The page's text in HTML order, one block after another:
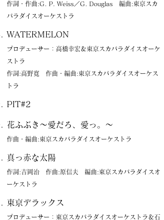
作詞・作曲:G. P. Weiss／G. Douglas 編曲:東京スカ
パラダイスオーケストラ
WATERMELON
プロデューサー：高橋幸宏＆東京スカパラダイスオーケ
ストラ
作詞:高野寛 作曲・編曲:東京スカパラダイスオーケス
トラ
PIT#2
花ふぶき〜愛だろ、愛っ。〜
作曲・編曲:東京スカパラダイスオーケストラ
真っ赤な太陽
作詞:吉岡治 作曲:原信夫 編曲:東京スカパラダイスオ
ーケストラ
東京デラックス
プロデューサー：東京スカパラダイスオーケストラ＆石